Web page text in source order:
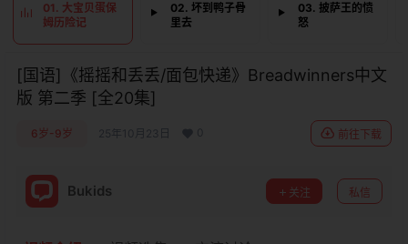
01. 大宝贝蛋保
姆历险记
02. 坏到鸭子骨
里去
03. 披萨王的愤
怒
[国语]《摇摇和丢丢/面包快递》Breadwinners中文
版 第二季 [全20集]
6岁-9岁 25年10月23日 前往下载
Bukids 关注 私信